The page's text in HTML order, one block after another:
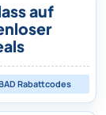
auf
Rabattcodes